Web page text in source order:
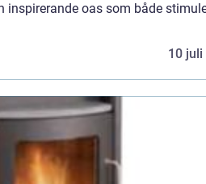
oas som både
10 juli